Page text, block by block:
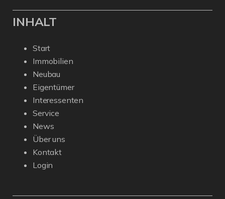
INHALT
Start
Immobilien
Neubau
Eigentümer
Interessenten
Service
News
Über uns
Kontakt
Login